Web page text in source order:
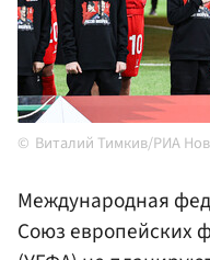
Виталий Тимкив/РИА
Международная
Союз европейских